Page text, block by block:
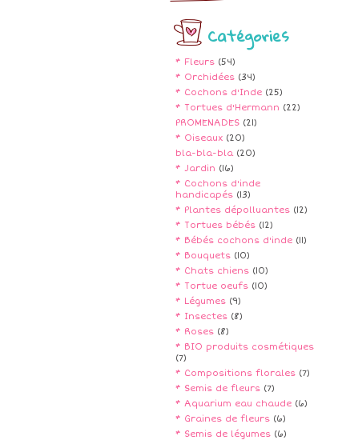
Catégories
* Fleurs (54)
* Orchidées (34)
* Cochons d'Inde (25)
* Tortues d'Hermann (22)
PROMENADES (21)
* Oiseaux (20)
bla-bla-bla (20)
* Jardin (16)
* Cochons d'inde
handicapés (13)
* Plantes dépolluantes (12)
* Tortues bébés (12)
* Bébés cochons d'inde (11)
* Bouquets (10)
* Chats chiens (10)
* Tortue oeufs (10)
* Légumes (9)
* Insectes (8)
* Roses (8)
* BIO produits cosmétiques
(7)
* Compositions florales (7)
* Semis de fleurs (7)
* Aquarium eau chaude (6)
* Graines de fleurs (6)
* Semis de légumes (6)